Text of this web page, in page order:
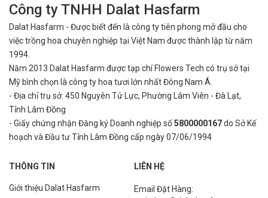
Công ty TNHH Dalat Hasfarm
Dalat Hasfarm - Được biết đến là công ty tiên phong mở đầu cho
việctrồng hoa chuyên nghiệp tại Việt Nam được thành lập từ năm
1994.
Năm 2013 Dalat Hasfarm được tạp chí Flowers Tech có trụ sở tại
Mỹ bình chọn là công ty hoa tươi lớn nhất Đông Nam Á.
- Địa chỉ trụ sở: 450 Nguyên Tử Lực, Phường Lâm Viên - Đà Lạt,
Tỉnh Lâm Đồng
- Giấy chứng nhận Đăng ký Doanh nghiệp số5800000167do Sở Kế
hoạch và Đầu tư Tỉnh Lâm Đồng cấp ngày 07/06/1994
THÔNG TIN
Giới thiệu Dalat Hasfarm
LIÊN HỆ
Email Đặt Hàng: